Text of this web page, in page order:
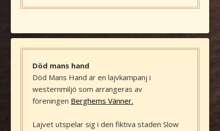
Död mans hand
Död Mans Hand är en lajvkampanj i
westernmiljö som arrangeras av
föreningen Berghems Vänner.
Lajvet utspelar sig i den fiktiva staden Slow